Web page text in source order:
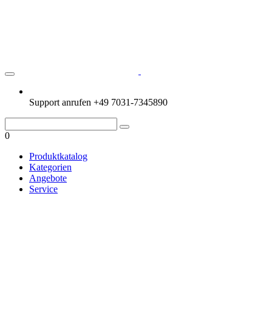
Support anrufen +49 7031-7345890
0
Produktkatalog
Kategorien
Angebote
Service